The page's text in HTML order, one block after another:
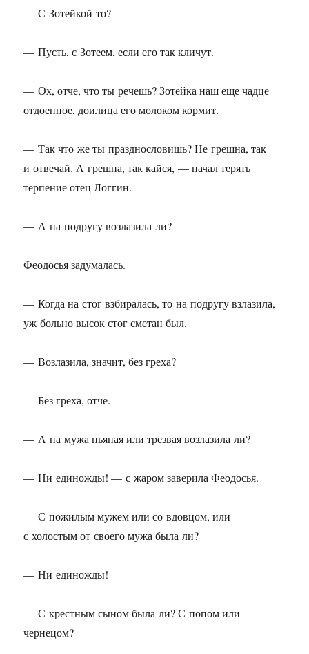
— С Зотейкой-то?
— Пусть, с Зотеем, если его так кличут.
— Ох, отче, что ты речешь? Зотейка наш еще чадце
отдоенное, доилица его молоком кормит.
— Так что же ты празднословишь? Не грешна, так
и отвечай. А грешна, так кайся, — начал терять
терпение отец Логгин.
— А на подругу возлазила ли?
Феодосья задумалась.
— Когда на стог взбиралась, то на подругу взлазила,
уж больно высок стог сметан был.
— Возлазила, значит, без греха?
— Без греха, отче.
— А на мужа пьяная или трезвая возлазила ли?
— Ни единожды! — с жаром заверила Феодосья.
— С пожилым мужем или со вдовцом, или
с холостым от своего мужа была ли?
— Ни единожды!
— С крестным сыном была ли? С попом или
чернецом?